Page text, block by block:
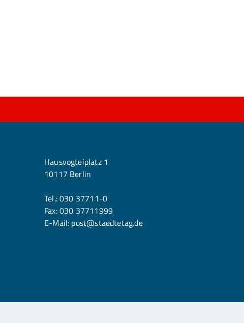
Hausvogteiplatz 1
10117 Berlin
Tel.:030 37711-0
Fax: 030 37711999
E-Mail: post@staedtetag.de